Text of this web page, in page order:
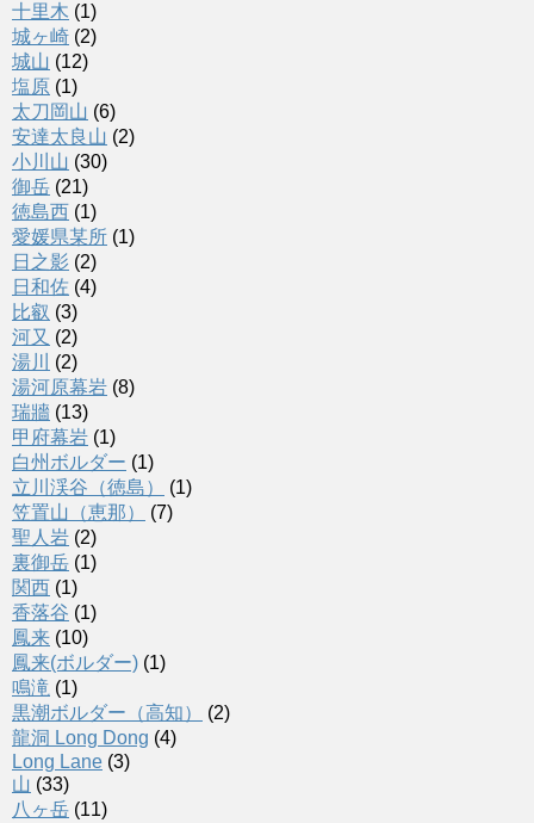
十里木 (1)
城ヶ崎 (2)
城山 (12)
塩原 (1)
太刀岡山 (6)
安達太良山 (2)
小川山 (30)
御岳 (21)
徳島西 (1)
愛媛県某所 (1)
日之影 (2)
日和佐 (4)
比叡 (3)
河又 (2)
湯川
(2)
湯河原幕岩 (8)
瑞牆 (13)
甲府幕岩 (1)
白州ボルダー (1)
立川渓谷（徳島）
(1)
笠置山（恵那）
(7)
聖人岩 (2)
裏御岳 (1)
関西 (1)
香落谷 (1)
鳳来 (10)
鳳来(ボルダー) (1)
鳴滝 (1)
黒潮ボルダー（高知）
(2)
龍洞 Long Dong (4)
Long Lane (3)
山 (33)
八ヶ岳 (11)